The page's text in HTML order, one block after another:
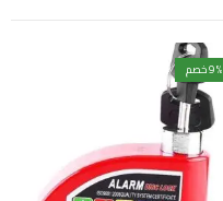
9% خصم